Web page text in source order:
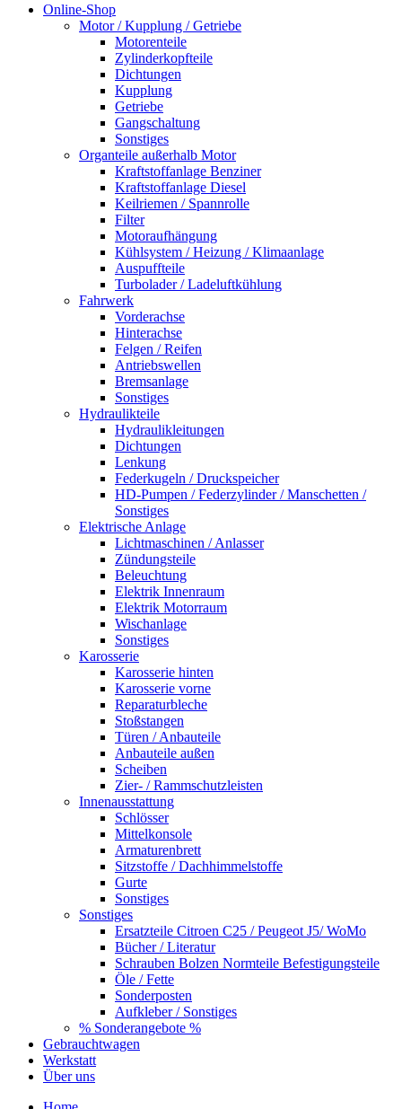
Online-Shop
Motor / Kupplung / Getriebe
Motorenteile
Zylinderkopfteile
Dichtungen
Kupplung
Getriebe
Gangschaltung
Sonstiges
Organteile außerhalb Motor
Kraftstoffanlage Benziner
Kraftstoffanlage Diesel
Keilriemen / Spannrolle
Filter
Motoraufhängung
Kühlsystem / Heizung / Klimaanlage
Auspuffteile
Turbolader / Ladeluftkühlung
Fahrwerk
Vorderachse
Hinterachse
Felgen / Reifen
Antriebswellen
Bremsanlage
Sonstiges
Hydraulikteile
Hydraulikleitungen
Dichtungen
Lenkung
Federkugeln / Druckspeicher
HD-Pumpen / Federzylinder / Manschetten /
Sonstiges
Elektrische Anlage
Lichtmaschinen / Anlasser
Zündungsteile
Beleuchtung
Elektrik Innenraum
Elektrik Motorraum
Wischanlage
Sonstiges
Karosserie
Karosserie hinten
Karosserie vorne
Reparaturbleche
Stoßstangen
Türen / Anbauteile
Anbauteile außen
Scheiben
Zier- / Rammschutzleisten
Innenausstattung
Schlösser
Mittelkonsole
Armaturenbrett
Sitzstoffe / Dachhimmelstoffe
Gurte
Sonstiges
Sonstiges
Ersatzteile Citroen C25 / Peugeot J5/ WoMo
Bücher / Literatur
Schrauben Bolzen Normteile Befestigungsteile
Öle / Fette
Sonderposten
Aufkleber / Sonstiges
% Sonderangebote %
Gebrauchtwagen
Werkstatt
Über uns